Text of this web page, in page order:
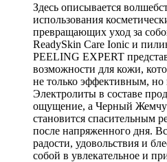
Здесь описывается
использования
превращающих уход за
ReadySkin Care Ionic и
PEELING EXPERT
возможности для кожи,
не только эффективным, но
Электролиты в составе
ощущение, а Черный
становится спасительным
после напряженного дня.
радости, удовольствия и
собой в увлекательное и